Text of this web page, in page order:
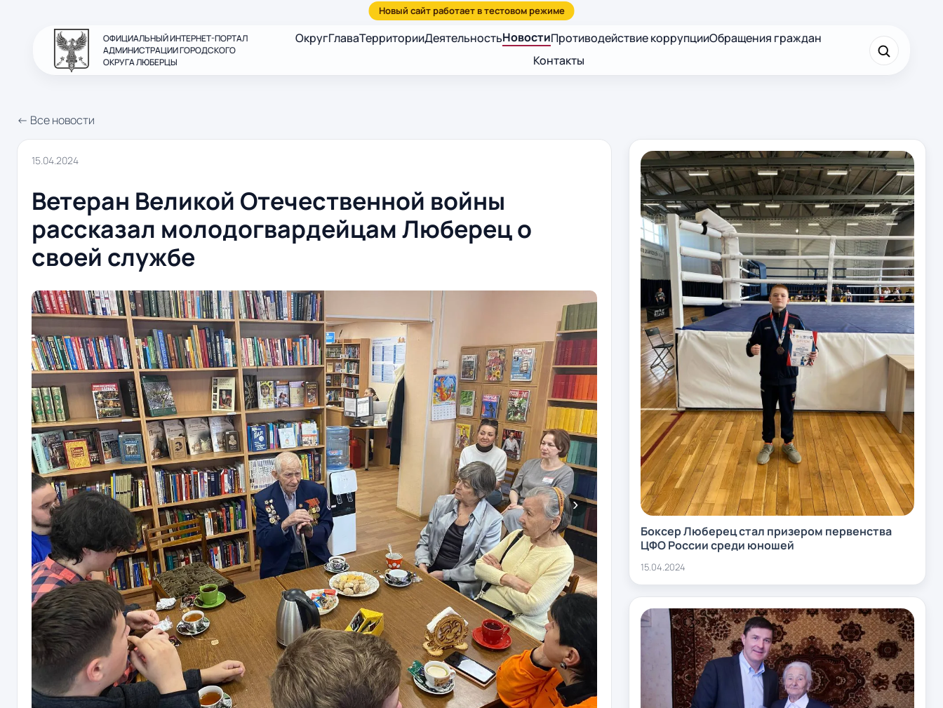
ОФИЦИАЛЬНЫЙ ИНТЕРНЕТ-ПОРТАЛ
АДМИНИСТРАЦИИ ГОРОДСКОГО
ОКРУГА ЛЮБЕРЦЫ
ОкругГлаваТерриторииДеятельностьНовостиПротиводействие коррупцииОбращения граждан
Контакты
← Все новости
15.04.2024
Ветеран Великой Отечественной войны
рассказал молодогвардейцам Люберец о
своей службе
Боксер Люберец стал призером первенства
ЦФО России среди юношей
15.04.2024